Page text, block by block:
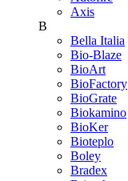
Axis
B
Bella Italia
Bio-Blaze
BioArt
BioFactory
BioGrate
Biokamino
BioKer
Bioteplo
Boley
Bradex